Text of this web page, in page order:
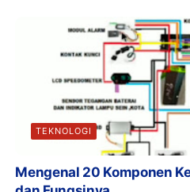
TEKNOLOGI
Mengenal 20 Komponen